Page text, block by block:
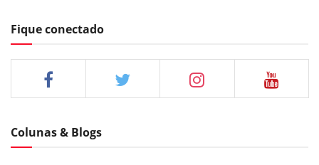
Fique conectado
Colunas & Blogs